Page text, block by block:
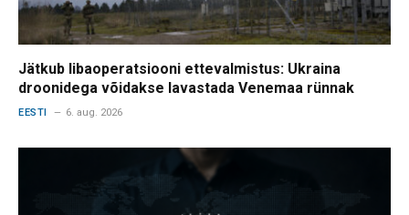
Jätkub libaoperatsiooni ettevalmistus: Ukraina
droonidega võidakse lavastada Venemaa rünnak
EESTI 6. aug. 2026